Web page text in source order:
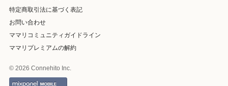
特定商取引法に基づく表記
お問い合わせ
ママリコミュニティガイドライン
ママリプレミアムの解約
© 2026 Connehito Inc.